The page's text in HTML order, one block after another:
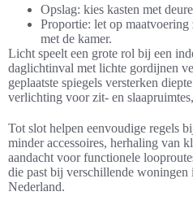
Opslag: kies kasten met
Proportie: let op
met de kamer.
Licht speelt een grote rol bij een
daglichtinval met lichte gordijnen
geplaatste spiegels versterken
verlichting voor zit- en
Tot slot helpen eenvoudige regels
minder accessoires, herhaling van
aandacht voor functionele
die past bij verschillende
Nederland.